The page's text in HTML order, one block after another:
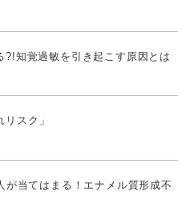
知覚過敏を引き起こす原因とは
スク」
当てはまる！エナメル質形成不